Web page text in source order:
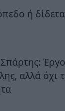
ή
αλλά όχι